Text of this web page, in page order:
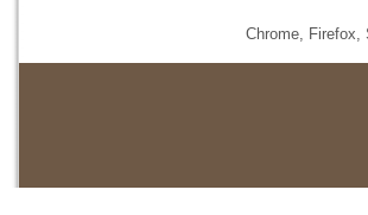
Chrome, Firefox,